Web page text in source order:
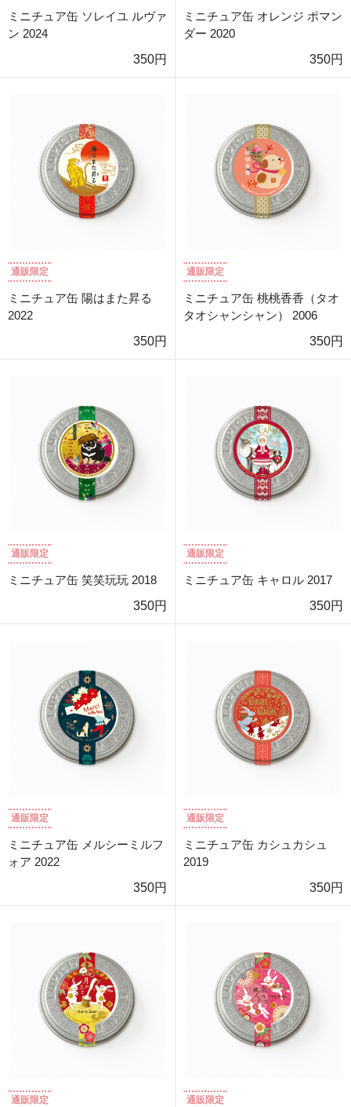
ミニチュア缶 ソレイユ ルヴァ
ン 2024
350円
ミニチュア缶 オレンジ ポマン
ダー 2020
350円
通販限定
ミニチュア缶 陽はまた昇る
2022
350円
通販限定
ミニチュア缶 桃桃香香（タオ
タオシャンシャン） 2006
350円
通販限定
ミニチュア缶 笑笑玩玩 2018
350円
通販限定
ミニチュア缶 キャロル 2017
350円
通販限定
ミニチュア缶 メルシーミルフ
ォア 2022
350円
通販限定
ミニチュア缶 カシュカシュ
2019
350円
通販限定 通販限定